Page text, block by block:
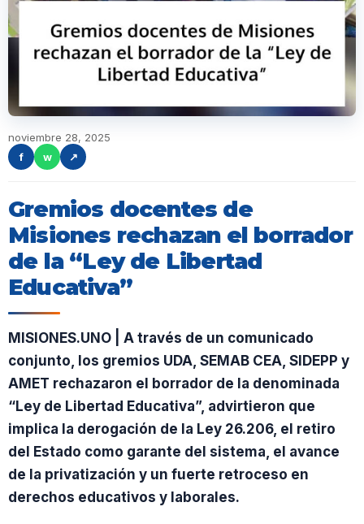
noviembre 28, 2025
f
w ↗
Gremios docentes de
Misiones rechazan el borrador
de la “Ley de Libertad
Educativa”
MISIONES.UNO | A través de un comunicado
conjunto, los gremios UDA, SEMAB CEA, SIDEPP y
AMET rechazaron el borrador de la denominada
“Ley de Libertad Educativa”, advirtieron que
implica la derogación de la Ley 26.206, el retiro
del Estado como garante del sistema, el avance
de la privatización y un fuerte retroceso en
derechos educativos y laborales.